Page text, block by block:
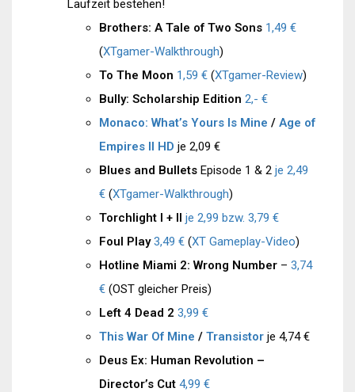
Laufzeit bestehen!
Brothers: A Tale of Two Sons 1,49 €
(XTgamer-Walkthrough)
To The Moon 1,59 € (XTgamer-Review)
Bully: Scholarship Edition 2,- €
Monaco: What’s Yours Is Mine / Age of
Empires II HD je 2,09 €
Blues and Bullets Episode 1 & 2 je 2,49
€ (XTgamer-Walkthrough)
Torchlight I + II je 2,99 bzw. 3,79 €
Foul Play 3,49 € (XT Gameplay-Video)
Hotline Miami 2: Wrong Number – 3,74
€ (OST gleicher Preis)
Left 4 Dead 2 3,99 €
This War Of Mine / Transistor je 4,74 €
Deus Ex: Human Revolution –
Director’s Cut 4,99 €